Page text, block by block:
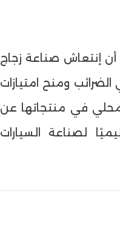
إنتعاش صناعة زجاج
ومنح امتيازات
في منتجاتها عن
لصناعة السيارات